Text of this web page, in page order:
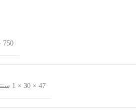
750 جرام
47 × 30 × 1 سنتيميتر